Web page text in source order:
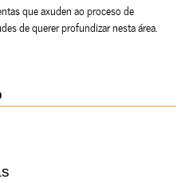
que axuden ao proceso de
de querer profundizar nesta área.